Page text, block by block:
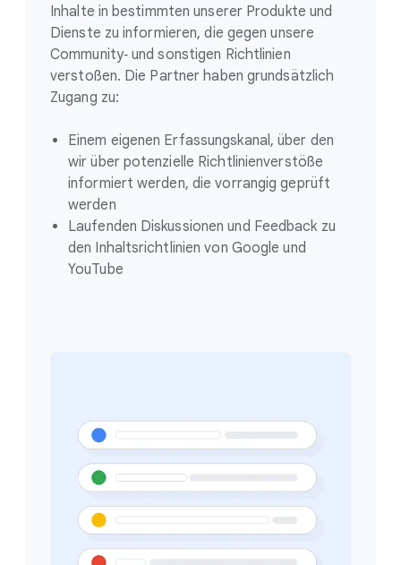
Inhalte in bestimmten unserer Produkte und
Dienste zu informieren, die gegen unsere
Community‑ und sonstigen Richtlinien
verstoßen. Die Partner haben grundsätzlich
Zugang zu:
Einem eigenen Erfassungskanal, über den
wir über potenzielle Richtlinienverstöße
informiert werden, die vorrangig geprüft
werden
Laufenden Diskussionen und Feedback zu
den Inhaltsrichtlinien von Google und
YouTube